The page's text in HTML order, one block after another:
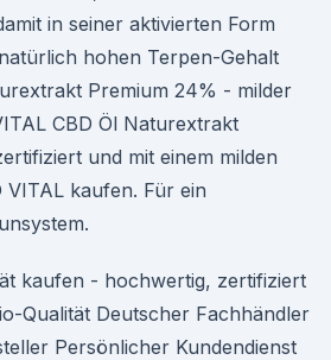
in seiner aktivierten Form
hohen Terpen-Gehalt
Premium 24% - milder
CBD Öl Naturextrakt
und mit einem milden
VITAL kaufen. Für ein
kaufen - hochwertig, zertifiziert
Qualität Deutscher Fachhändler
Persönlicher Kundendienst